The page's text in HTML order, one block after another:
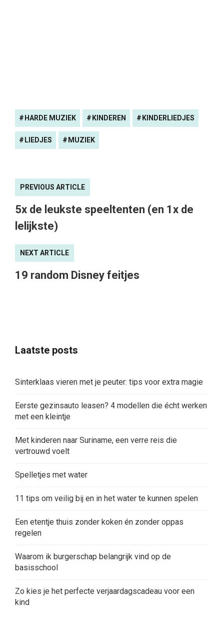
HARDE MUZIEK KINDEREN KINDERLIEDJES
LIEDJES MUZIEK
PREVIOUS ARTICLE
5x de leukste speeltenten (en 1x de
lelijkste)
NEXT ARTICLE
19 random Disney feitjes
Laatste posts
Sinterklaas vieren met je peuter: tips voor extra magie
Eerste gezinsauto leasen? 4 modellen die écht werken
met een kleintje
Met kinderen naar Suriname, een verre reis die
vertrouwd voelt
Spelletjes met water
11 tips om veilig bij en in het water te kunnen spelen
Een etentje thuis zonder koken én zonder oppas
regelen
Waarom ik burgerschap belangrijk vind op de
basisschool
Zo kies je het perfecte verjaardagscadeau voor een
kind